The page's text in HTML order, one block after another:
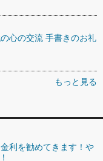
心の交流 手書きのお礼
もっと見る
利を勧めてきます！や